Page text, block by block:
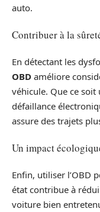
auto.
Contribuer à la
En détectant les
OBD améliore
véhicule. Que ce soit
défaillance
assure des trajets
Un impact
Enfin, utiliser l’OBD
état contribue à
voiture bien